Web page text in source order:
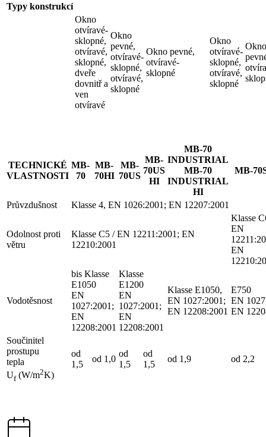
Typy konstrukcí
Okno
otvíravé-
sklopné,
otvíravé,
sklopné,
dveře
dovnitř a
ven
otvíravé
Okno
pevné,
otvíravé-
sklopné,
otvíravé,
sklopné
Okno pevné,
otvíravé-
sklopné
Okno
otvíravé-
sklopné,
otvíravé,
sklopné
Okno
TECHNICKÉ
VLASTNOSTI
MB-
70
MB-
70HI
MB-
70US
MB-
70US
HI
MB-70
INDUSTRIAL
MB-70
INDUSTRIAL
HI
MB-
Průvzdušnost Klasse 4, EN 1026:2001; EN 12207:2001
Odolnost proti
větru
Klasse C5 / EN 12211:2001; EN
12210:2001
Klasse
EN
EN
Vodotěsnost
bis Klasse
E1050
EN
1027:2001;
EN
12208:2001
Klasse
E1200
EN
1027:2001;
EN
12208:2001
Klasse E1050,
EN 1027:2001;
EN 12208:2001
E750
EN
EN
Součinitel
prostupu
tepla
Uf(W/m2K)
od
1,5
od 1,0
od
1,5
od
1,5
od 1,9 od 2,2